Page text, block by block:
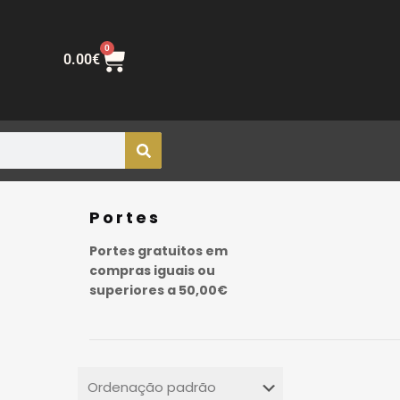
0.00€
0
Portes
Portes gratuitos em
compras iguais ou
superiores a 50,00€